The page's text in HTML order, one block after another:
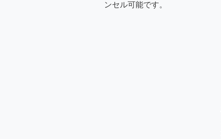
ンセル可能です。